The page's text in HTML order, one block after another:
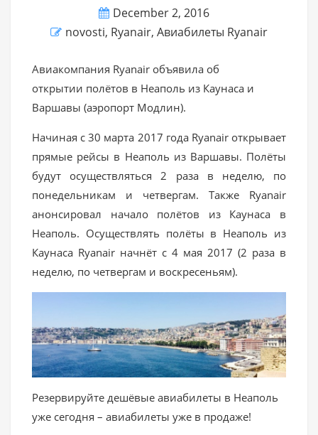
December 2, 2016
novosti, Ryanair, Авиабилеты Ryanair
Авиакомпания Ryanair объявила об
открытии полётов в Неаполь из Каунаса и
Варшавы (аэропорт Модлин).
Начиная с 30 марта 2017 года Ryanair открывает
прямые рейсы в Неаполь из Варшавы. Полёты
будут осуществляться 2 раза в неделю, по
понедельникам и четвергам. Также Ryanair
анонсировал начало полётов из Каунаса в
Неаполь. Осуществлять полёты в Неаполь из
Каунаса Ryanair начнёт с 4 мая 2017 (2 раза в
неделю, по четвергам и воскресеньям).
Резервируйте дешёвые авиабилеты в Неаполь
уже сегодня – авиабилеты уже в продаже!